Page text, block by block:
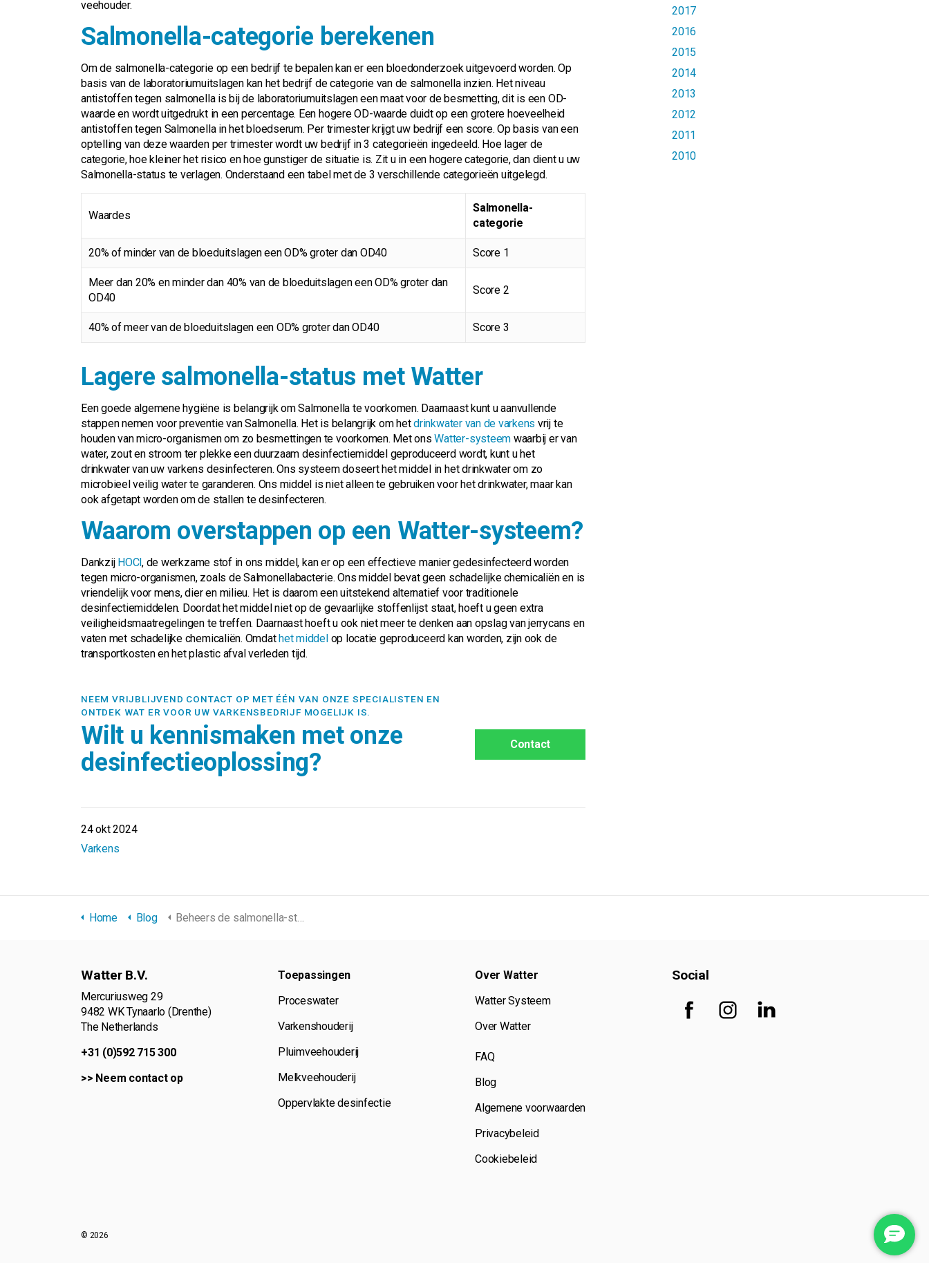
veehouder.
Salmonella-categorie berekenen
Om de salmonella-categorie op een bedrijf te bepalen kan er een bloedonderzoek uitgevoerd worden. Op
basis van de laboratoriumuitslagen kan het bedrijf de categorie van de salmonella inzien. Het niveau
antistoffen tegen salmonella is bij de laboratoriumuitslagen een maat voor de besmetting, dit is een OD-
waarde en wordt uitgedrukt in een percentage. Een hogere OD-waarde duidt op een grotere hoeveelheid
antistoffen tegen Salmonella in het bloedserum. Per trimester krijgt uw bedrijf een score. Op basis van een
optelling van deze waarden per trimester wordt uw bedrijf in 3 categorieën ingedeeld. Hoe lager de
categorie, hoe kleiner het risico en hoe gunstiger de situatie is. Zit u in een hogere categorie, dan dient u uw
Salmonella-status te verlagen. Onderstaand een tabel met de 3 verschillende categorieën uitgelegd.
Waardes
Salmonella-
categorie
20% of minder van de bloeduitslagen een OD% groter dan OD40 Score 1
Meer dan 20% en minder dan 40% van de bloeduitslagen een OD% groter dan
OD40
Score 2
40% of meer van de bloeduitslagen een OD% groter dan OD40 Score 3
Lagere salmonella-status met Watter
Een goede algemene hygiëne is belangrijk om Salmonella te voorkomen. Daarnaast kunt u aanvullende
stappen nemen voor preventie van Salmonella. Het is belangrijk om hetdrinkwater van de varkens vrij te
houden van micro-organismen om zo besmettingen te voorkomen. Met onsWatter-systeem waarbij er van
water, zout en stroom ter plekke een duurzaam desinfectiemiddel geproduceerd wordt, kunt u het
drinkwater van uw varkens desinfecteren. Ons systeem doseert het middel in het drinkwater om zo
microbieel veilig water te garanderen. Ons middel is niet alleen te gebruiken voor het drinkwater, maar kan
ook afgetapt worden om de stallen te desinfecteren.
Waarom overstappen op een Watter-systeem?
Dankzij HOCl, de werkzame stof in ons middel, kan er op een effectieve manier gedesinfecteerd worden
tegen micro-organismen, zoals de Salmonellabacterie. Ons middel bevat geen schadelijke chemicaliën en is
vriendelijk voor mens, dier en milieu. Het is daarom een uitstekend alternatief voor traditionele
desinfectiemiddelen. Doordat het middel niet op de gevaarlijke stoffenlijst staat, hoeft u geen extra
veiligheidsmaatregelingen te treffen. Daarnaast hoeft u ook niet meer te denken aan opslag van jerrycans en
vaten met schadelijke chemicaliën. Omdathet middelop locatie geproduceerd kan worden, zijn ook de
transportkosten en het plastic afval verleden tijd.
NEEM VRIJBLIJVEND CONTACT OP MET ÉÉN VAN ONZE SPECIALISTEN EN
ONTDEK WAT ER VOOR UW VARKENSBEDRIJF MOGELIJK IS.
Wilt u kennismaken met onze
desinfectieoplossing?
Contact
24 okt 2024
Varkens
2017
2016
2015
2014
2013
2012
2011
2010
Home Blog Beheers de salmonella-status van uw varkens effectief
Watter B.V.
Mercuriusweg 29
9482 WK Tynaarlo (Drenthe)
The Netherlands
+31 (0)592 715 300
>> Neem contact op
Toepassingen
Proceswater
Varkenshouderij
Pluimveehouderij
Melkveehouderij
Oppervlakte desinfectie
Over Watter
Watter Systeem
Over Watter
FAQ
Blog
Algemene voorwaarden
Privacybeleid
Cookiebeleid
Social
© 2026